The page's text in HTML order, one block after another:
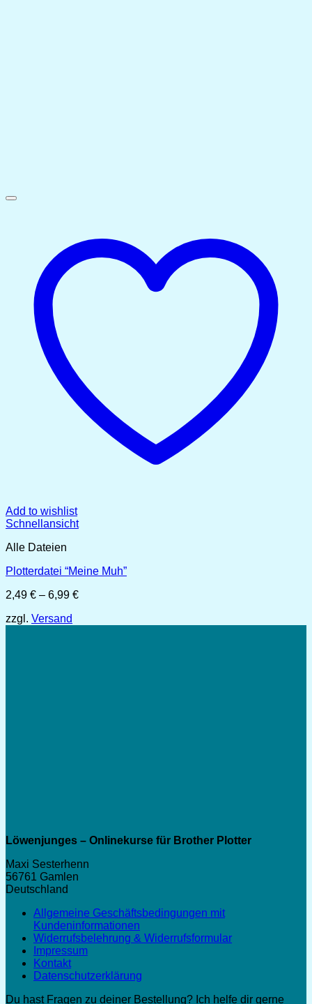
Add to wishlist
Schnellansicht
Alle Dateien
Plotterdatei “Meine Muh”
2,49 € – 6,99 €Preisspanne:
zzgl. Versand
Löwenjunges – Onlinekurse für Brother Plotter
Maxi Sesterhenn
56761 Gamlen
Deutschland
Allgemeine Geschäftsbedingungen mit
Kundeninformationen
Widerrufsbelehrung & Widerrufsformular
Impressum
Kontakt
Datenschutzerklärung
Du hast Fragen zu deiner Bestellung? Ich helfe dir gerne